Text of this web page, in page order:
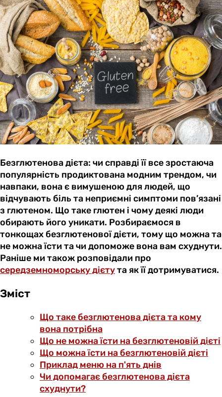
Безглютенова дієта: чи справді її все зростаюча
популярність продиктована модним трендом, чи
навпаки, вона є вимушеною для людей, що
відчувають біль та неприємні симптоми пов’язані
з глютеном. Що таке глютен і чому деякі люди
обирають його уникати. Розбираємося в
тонкощах безглютенової дієти, тому що можна та
не можна їсти та чи допоможе вона вам схуднути.
Раніше ми також розповідали про
середземноморську дієтута як її дотримуватися.
Зміст
Що таке безглютенова дієта та кому
вона потрібна
Що не можна їсти на безглютеновій дієті
Що можна їсти на безглютеновій дієті
Приклад меню на п'ять днів
Чи допомагає безглютенова дієта
схуднути?